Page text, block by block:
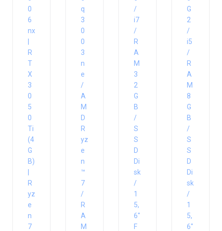
0
6
nx
R
T
X
3
0
5
0
Ti
(4
G
B)
R
yz
e
n
7
q
3
0
0
3
n
e
/
A
M
D
R
yz
e
n
™
7
/
R
A
M
/
i7
/
R
A
M
3
2
G
B
/
S
S
D
Di
sk
/
1
5,
6″
F
G
2
/
i5
/
R
A
M
8
G
B
/
S
S
D
Di
sk
/
1
5,
6″